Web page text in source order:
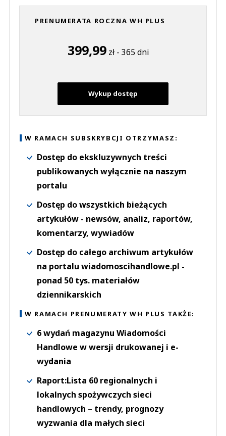
PRENUMERATA ROCZNA WH PLUS
399,99zł - 365 dni
Wykup dostęp
W RAMACH SUBSKRYBCJI OTRZYMASZ:
Dostęp do ekskluzywnych treści
publikowanych wyłącznie na naszym
portalu
Dostęp do wszystkich bieżących
artykułów - newsów, analiz, raportów,
komentarzy, wywiadów
Dostęp do całego archiwum artykułów
na portalu wiadomoscihandlowe.pl -
ponad 50 tys. materiałów
dziennikarskich
W RAMACH PRENUMERATY WH PLUS TAKŻE:
6 wydań magazynu Wiadomości
Handlowe w wersji drukowanej i e-
wydania
Raport:Lista 60 regionalnych i
lokalnych spożywczych sieci
handlowych – trendy, prognozy
wyzwania dla małych sieci